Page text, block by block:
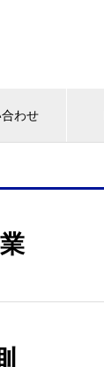
わせ